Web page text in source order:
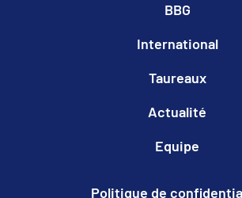
BBG
International
Taureaux
Actualité
Equipe
Politique de